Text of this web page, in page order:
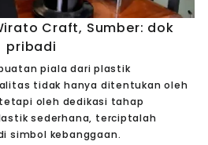
Craft, Sumber: dok
pribadi
piala dari plastik
tidak hanya ditentukan oleh
oleh dedikasi tahap
sederhana, terciptalah
simbol kebanggaan.